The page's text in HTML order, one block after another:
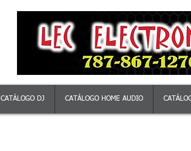
CATÁLOGO DJ CATÁLOGO HOME AUDIO